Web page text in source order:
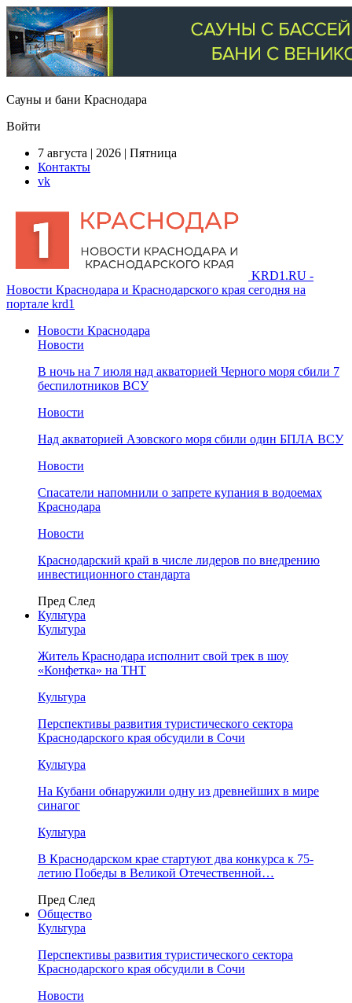
Сауны и бани Краснодара
Войти
7 августа | 2026 | Пятница
Контакты
vk
KRD1.RU -
Новости Краснодара и Краснодарского края сегодня на
портале krd1
Новости Краснодара
Новости
В ночь на 7 июля над акваторией Черного моря сбили 7
беспилотников ВСУ
Новости
Над акваторией Азовского моря сбили один БПЛА ВСУ
Новости
Спасатели напомнили о запрете купания в водоемах
Краснодара
Новости
Краснодарский край в числе лидеров по внедрению
инвестиционного стандарта
Пред След
Культура
Культура
Житель Краснодара исполнит свой трек в шоу
«Конфетка» на ТНТ
Культура
Перспективы развития туристического сектора
Краснодарского края обсудили в Сочи
Культура
На Кубани обнаружили одну из древнейших в мире
синагог
Культура
В Краснодарском крае стартуют два конкурса к 75-
летию Победы в Великой Отечественной…
Пред След
Общество
Культура
Перспективы развития туристического сектора
Краснодарского края обсудили в Сочи
Новости